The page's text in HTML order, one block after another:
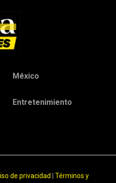
México
Entretenimiento
de privacidad
Términos y